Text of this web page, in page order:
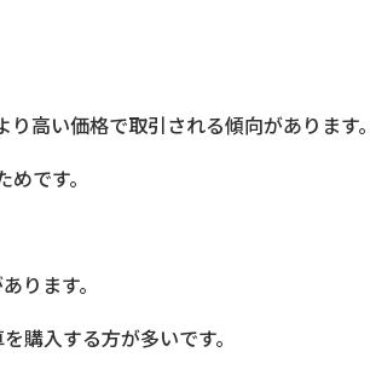
高い価格で取引される傾向があります
です。
ります。
購入する方が多いです。